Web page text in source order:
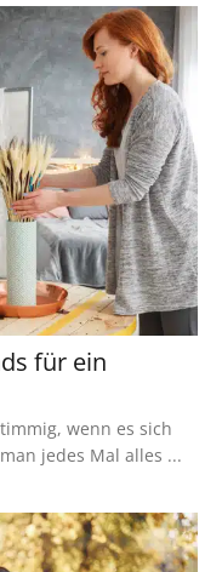
für ein
wenn es sich
jedes Mal alles ...